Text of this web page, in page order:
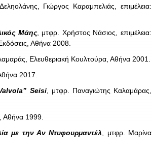
Γιώργος Καραμπελιάς, επιμέλεια:
Μάης, μτφρ. Χρήστος Νάσιος, επιμέλεια:
Αθήνα 2008.
Ελευθεριακή Κουλτούρα, Αθήνα 2001.
2017.
” Seisi, μτφρ. Παναγιώτης Καλαμάρας,
Αθήνα 1999
με την Αν Ντυφουρμαντέλ , μτφρ. Μαρίνα